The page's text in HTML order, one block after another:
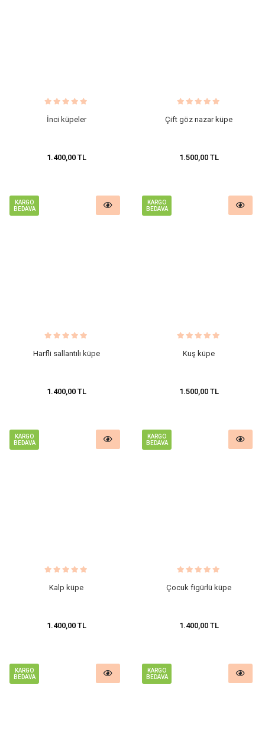
İnci küpeler
1.400,00 TL
Çift göz nazar küpe
1.500,00 TL
KARGO
BEDAVA
Harfli sallantılı küpe
1.400,00 TL
KARGO
BEDAVA
Kuş küpe
1.500,00 TL
KARGO
BEDAVA
Kalp küpe
1.400,00 TL
KARGO
BEDAVA
Çocuk figürlü küpe
1.400,00 TL
KARGO
BEDAVA
KARGO
BEDAVA